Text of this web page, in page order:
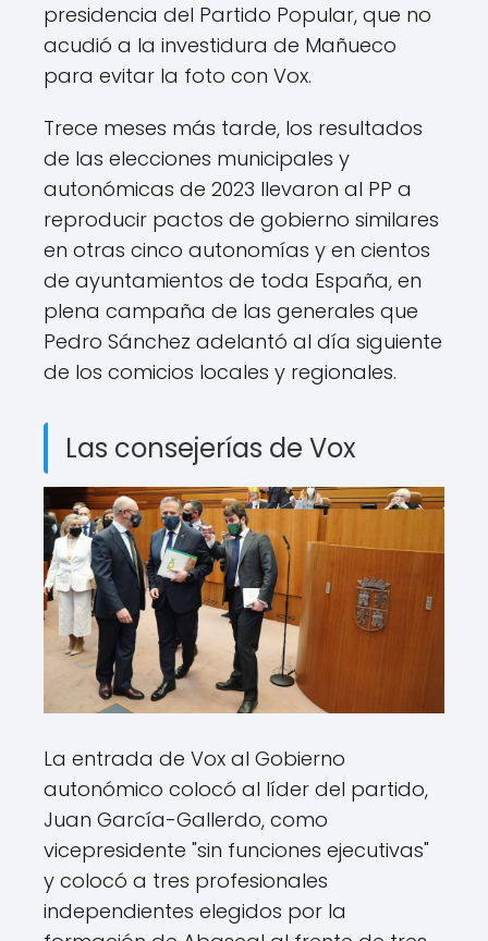
presidencia del Partido Popular, que no
acudió a la investidura de Mañueco
para evitar la foto con Vox.
Trece meses más tarde, los resultados
de las elecciones municipales y
autonómicas de 2023 llevaron al PP a
reproducir pactos de gobierno similares
en otras cinco autonomías y en cientos
de ayuntamientos de toda España, en
plena campaña de las generales que
Pedro Sánchez adelantó al día siguiente
de los comicios locales y regionales.
Las consejerías de Vox
La entrada de Vox al Gobierno
autonómico colocó al líder del partido,
Juan García-Gallerdo, como
vicepresidente "sin funciones ejecutivas"
y colocó a tres profesionales
independientes elegidos por la